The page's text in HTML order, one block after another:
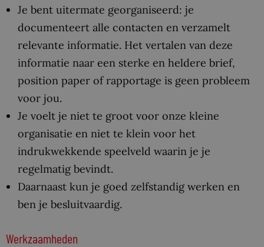
Je bent uitermate georganiseerd: je
documenteert alle contacten en verzamelt
relevante informatie. Het vertalen van deze
informatie naar een sterke en heldere brief,
position paper of rapportage is geen probleem
voor jou.
Je voelt je niet te groot voor onze kleine
organisatie en niet te klein voor het
indrukwekkende speelveld waarin je je
regelmatig bevindt.
Daarnaast kun je goed zelfstandig werken en
ben je besluitvaardig.
Werkzaamheden